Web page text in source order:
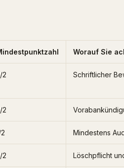
Worauf Sie
2 Schriftlicher
2
Mindestens
2 Löschpflicht